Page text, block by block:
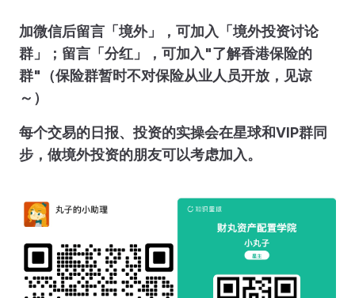
加微信后留言「境外」，可加入「境外投资讨论
群」；留言「分红」，可加入"了解香港保险的
群"（保险群暂时不对保险从业人员开放，见谅
～）
每个交易的日报、投资的实操会在星球和VIP群同
步，做境外投资的朋友可以考虑加入。